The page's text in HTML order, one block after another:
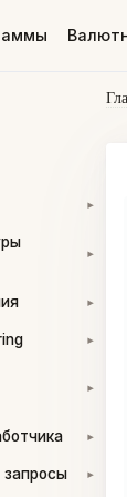
▾
▾
▾
▾
▾
▾
запросы ▾